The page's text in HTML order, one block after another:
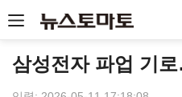
삼성전자 파업 기